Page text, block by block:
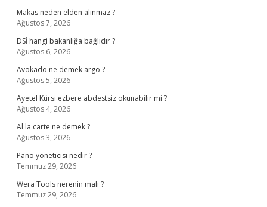
Makas neden elden alınmaz ?
Ağustos 7, 2026
DSİ hangi bakanlığa bağlıdır ?
Ağustos 6, 2026
Avokado ne demek argo ?
Ağustos 5, 2026
Ayetel Kürsi ezbere abdestsiz okunabilir mi ?
Ağustos 4, 2026
Al la carte ne demek ?
Ağustos 3, 2026
Pano yöneticisi nedir ?
Temmuz 29, 2026
Wera Tools nerenin malı ?
Temmuz 29, 2026